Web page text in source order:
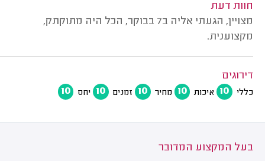
חוות דעת
מצויין, הגעתי אליה ב7 בבוקר, הכל היה מתוקתק,
מקצוענית.
דירוגים
כללי 10 איכות 10 מחיר 10 זמנים 10 יחס 10
בעל המקצוע המדובר